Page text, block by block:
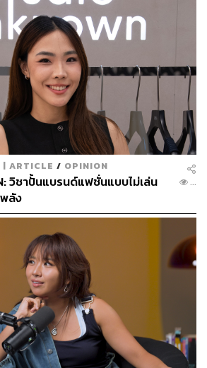
แล้วในหลายอุตสาหกรรม McKinsey
กว่า 10 เท่า แตะ 2 ล้านล้านดอลลาร์
และทดลองใช้ Tokenization ตั้งแต่วันนี้
มสำหรับโครงสร้างพื้นฐานใหม่ของ
Summit 2025 ซื้อบัตรรับชมย้อน
ล้ววันนี้ 👉
คลิก ›
ง 990 บาท สำหรับดูย้อนหลัง Main
Stage
กที่ทั่วโลก
ดือน (ตั้งแต่ 20 ก.ย.68 เวลา 9.00 น.
23.59 น.)
Tokenization
Summit
Summit 2025
Blockchain
Binance
| ARTICLE / OPINION
วิชาปั้นแบรนด์แฟชั่นแบบไม่เล่น
ลัง
...